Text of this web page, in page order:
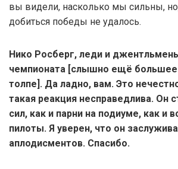
вы видели, насколько мы сильны,
добиться победы не удалось.
Нико Росберг, леди и
чемпионата [слышно ещё большее
толпе]. Да ладно, вам. Это
такая реакция несправедлива. Он
сил, как и парни на подиуме, как и
пилоты. Я уверен, что он
аплодисментов. Спасибо.